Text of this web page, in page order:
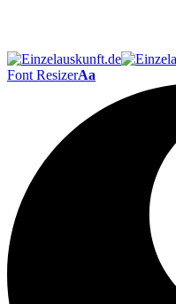
Font ResizerAa